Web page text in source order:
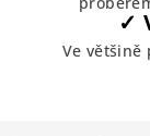
✓
Ve většině